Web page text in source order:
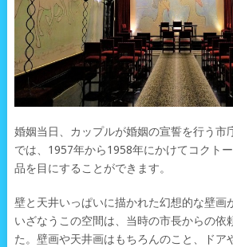
婚姻当日、カップルが婚姻の宣誓を行う市
では、1957年から1958年にかけてコクト
品を目にすることができます。
壁と天井いっぱいに描かれた幻想的な壁画
いざなうこの空間は、当時の市長からの依
た。壁画や天井画はもちろんのこと、ドア